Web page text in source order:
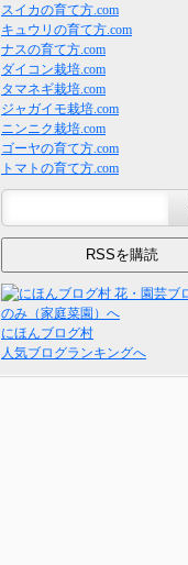
スイカの育て方.com
キュウリの育て方.com
ナスの育て方.com
ダイコン栽培.com
タマネギ栽培.com
ジャガイモ栽培.com
ニンニク栽培.com
ゴーヤの育て方.com
トマトの育て方.com
にほんブログ村
人気ブログランキングへ